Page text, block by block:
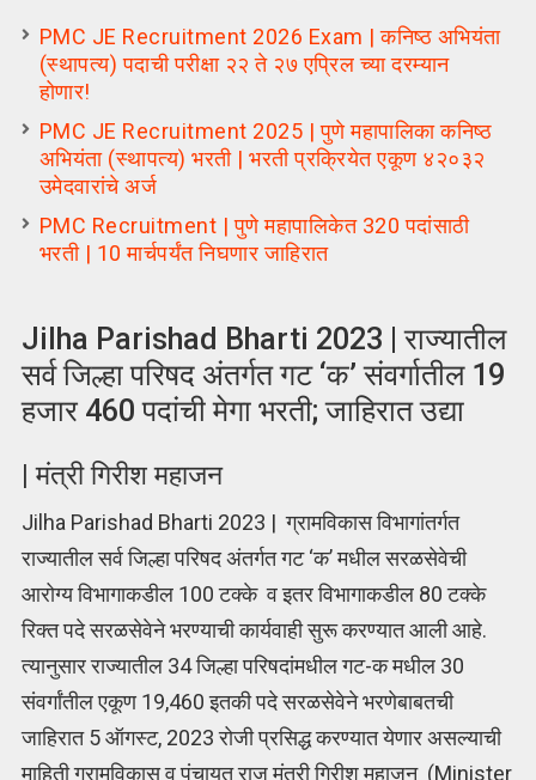
PMC JE Recruitment 2026 Exam | कनिष्ठ अभियंता
(स्थापत्य) पदाची परीक्षा २२ ते २७ एप्रिल च्या दरम्यान
होणार!
PMC JE Recruitment 2025 | पुणे महापालिका कनिष्ठ
अभियंता (स्थापत्य) भरती | भरती प्रक्रियेत एकूण ४२०३२
उमेदवारांचे अर्ज
PMC Recruitment | पुणे महापालिकेत 320 पदांसाठी
भरती | 10 मार्चपर्यंत निघणार जाहिरात
Jilha Parishad Bharti 2023 | राज्यातील
सर्व जिल्हा परिषद अंतर्गत गट ‘क’ संवर्गातील 19
हजार 460 पदांची मेगा भरती; जाहिरात उद्या
| मंत्री गिरीश महाजन
Jilha Parishad Bharti 2023 | ग्रामविकास विभागांतर्गत
राज्यातील सर्व जिल्हा परिषद अंतर्गत गट ‘क’ मधील सरळसेवेची
आरोग्य विभागाकडील 100 टक्के व इतर विभागाकडील 80 टक्के
रिक्त पदे सरळसेवेने भरण्याची कार्यवाही सुरू करण्यात आली आहे.
त्यानुसार राज्यातील 34 जिल्हा परिषदांमधील गट-क मधील 30
संवर्गांतील एकूण 19,460 इतकी पदे सरळसेवेने भरणेबाबतची
जाहिरात 5 ऑगस्ट, 2023 रोजी प्रसिद्ध करण्यात येणार असल्याची
माहिती ग्रामविकास व पंचायत राज मंत्री गिरीश महाजन (Minister